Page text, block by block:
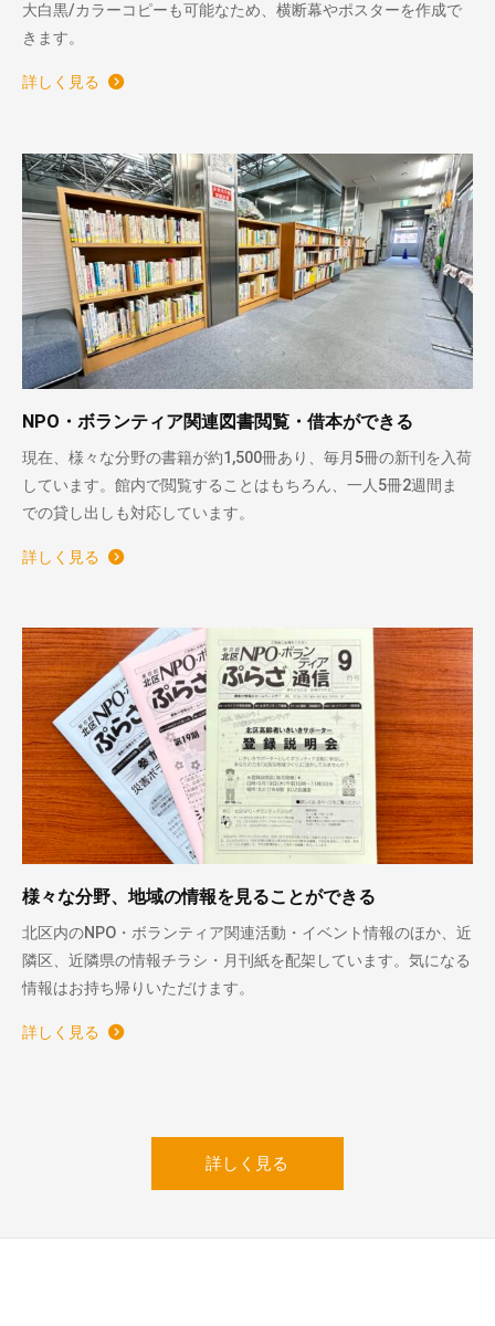
大白黒/カラーコピーも可能なため、横断幕やポスターを作成で
きます。
詳しく見る
NPO・ボランティア関連図書閲覧・借本ができる
現在、様々な分野の書籍が約1,500冊あり、毎月5冊の新刊を入荷
しています。館内で閲覧することはもちろん、一人5冊2週間ま
での貸し出しも対応しています。
詳しく見る
様々な分野、地域の情報を見ることができる
北区内のNPO・ボランティア関連活動・イベント情報のほか、近
隣区、近隣県の情報チラシ・月刊紙を配架しています。気になる
情報はお持ち帰りいただけます。
詳しく見る
詳しく見る